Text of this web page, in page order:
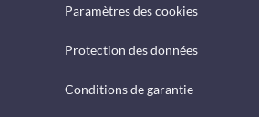
Paramètres des cookies
Protection des données
Conditions de garantie